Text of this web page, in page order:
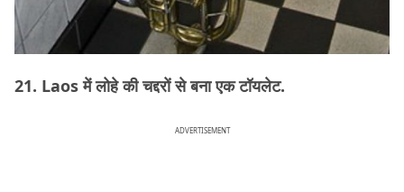
21. Laos में लोहे की चद्दरों से बना एक टॉयलेट.
ADVERTISEMENT